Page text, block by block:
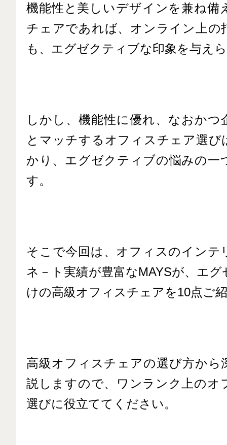
機能性と美しいデザインを兼ね備
チェアであれば、オンライン上の
も、エグゼクティブな印象を与え
しかし、機能性に優れ、なおかつ
とマッチするオフィスチェア選び
かり、エグゼクティブの悩みの一
す。
そこで今回は、オフィスのインテ
ネ－ト実績が豊富なMAYSが、エ
けの高級オフィスチェアを10点ご
高級オフィスチェアの選び方から
説しますので、ワンランク上のオ
選びに役立ててください。